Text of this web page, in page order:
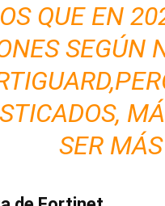
QUE EN
SEGÚN
SER